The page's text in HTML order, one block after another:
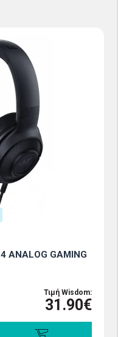
ANALOG GAMING
Τιμή Wisdom:
31.90€